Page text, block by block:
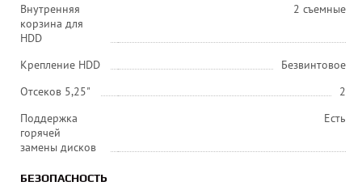
Внутренняя
корзина для
HDD
2 съемные
Крепление HDD
Безвинтовое
Отсеков 5,25"
2
Поддержка
горячей
замены дисков
Есть
БЕЗОПАСНОСТЬ